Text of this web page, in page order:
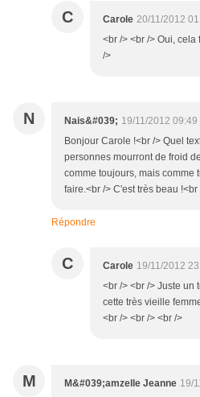
C Carole 20/11/2012
<br /> <br /> Oui, cela
/>
N Nais&#039; 19/11/2012 09:49
Bonjour Carole !<br /> Quel
personnes mourront de froid
comme toujours, mais comme
faire.<br /> C'est très beau
Répondre
C Carole 19/11/2012
<br /> <br /> Juste un
cette très vieille
<br /> <br /> <br />
M M&#039;amzelle Jeanne 19/